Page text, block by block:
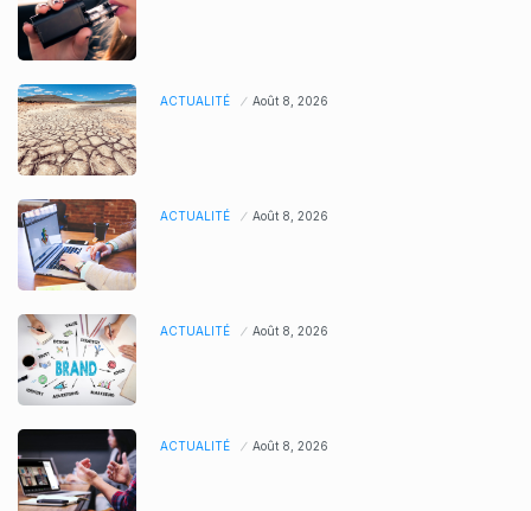
ACTUALITÉ Août 8, 2026
ACTUALITÉ Août 8, 2026
ACTUALITÉ Août 8, 2026
ACTUALITÉ Août 8, 2026